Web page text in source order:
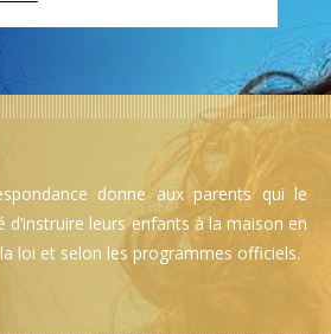
donne aux parents qui le
d’instruire leurs enfants à la maison en
loi et selon les programmes officiels.